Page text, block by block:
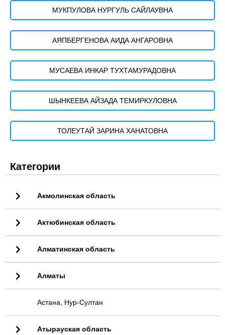
МУКПУЛОВА НУРГУЛЬ САЙЛАУВНА
АЯПБЕРГЕНОВА АИДА АНГАРОВНА
МУСАЕВА ИНКАР ТУХТАМУРАДОВНА
ШЫНКЕЕВА АЙЗАДА ТЕМИРКУЛОВНА
ТОЛЕУТАЙ ЗАРИНА ХАНАТОВНА
Категории
Акмолинская область
Актюбинская область
Алматинская область
Алматы
Астана, Нур-Султан
Атырауская область